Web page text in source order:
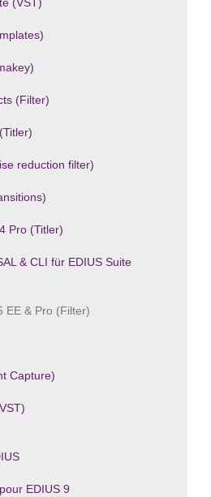
(VST)
(Filter)
reduction filter)
Pro (Titler)
& CLI für EDIUS Suite
EE & Pro (Filter)
Capture)
EDIUS 9